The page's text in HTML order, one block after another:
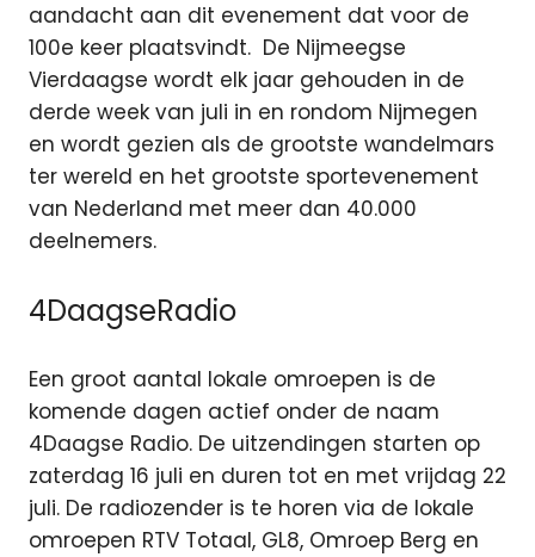
aandacht aan dit evenement dat voor de
100e keer plaatsvindt. De Nijmeegse
Vierdaagse wordt elk jaar gehouden in de
derde week van juli in en rondom Nijmegen
en wordt gezien als de grootste wandelmars
ter wereld en het grootste sportevenement
van Nederland met meer dan 40.000
deelnemers.
4DaagseRadio
Een groot aantal lokale omroepen is de
komende dagen actief onder de naam
4Daagse Radio. De uitzendingen starten op
zaterdag 16 juli en duren tot en met vrijdag 22
juli. De radiozender is te horen via de lokale
omroepen RTV Totaal, GL8, Omroep Berg en